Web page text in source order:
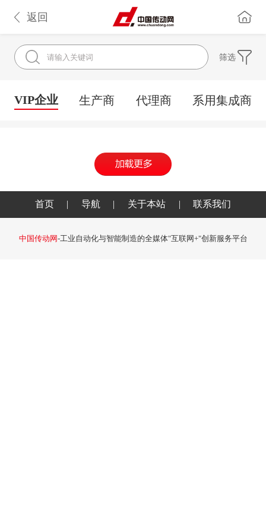
返回
筛选
VIP企业 生产商 代理商 系用集成商
首页 | 导航 | 关于本站 | 联系我们
中国传动网-工业自动化与智能制造的全媒体"互联网+"创新服务平台